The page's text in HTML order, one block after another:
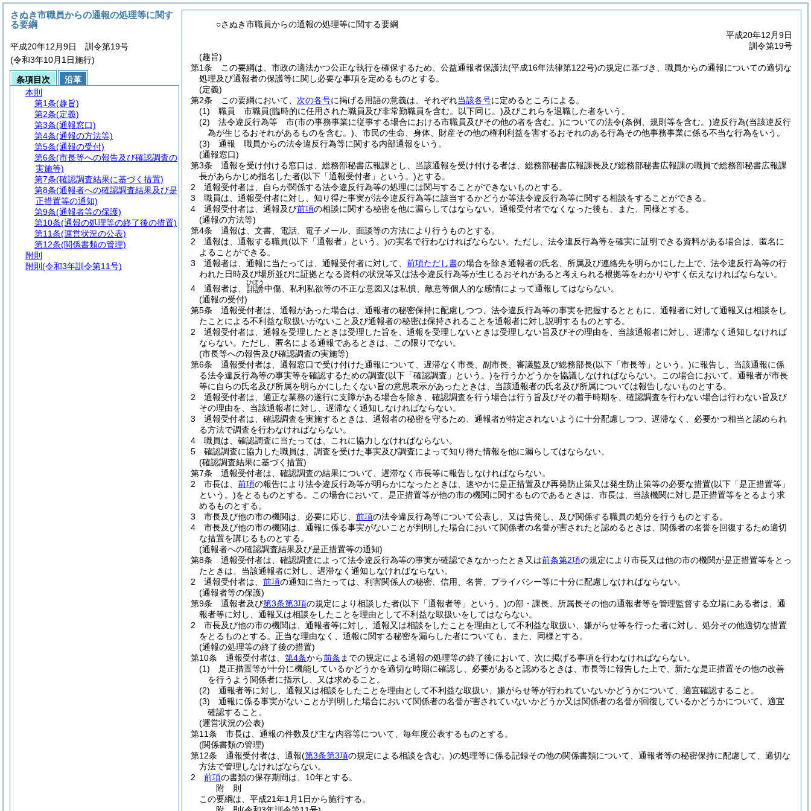
○さぬき市職員からの通報の処理等に関する要綱
平成20年12月9日
訓令第19号
(趣旨)
第1条
この要綱は、市政の適法かつ公正な執行を確保するため、公益通報者保護法(平成16年法律第122号)の規定に基づき、職員からの通報についての適切な
処理及び通報者の保護等に関し必要な事項を定めるものとする。
(定義)
第2条
この要綱において、 次の各号に掲げる用語の意義は、それぞれ当該各号に定めるところによる。
(1)
職員 市職員(臨時的に任用された職員及び非常勤職員を含む。以下同じ。)及びこれらを退職した者をいう。
(2)
法令違反行為等 市(市の事務事業に従事する場合における市職員及びその他の者を含む。)についての法令(条例、規則等を含む。)違反行為(当該違反行
為が生じるおそれがあるものを含む。) 、市民の生命、身体、財産その他の権利利益を害するおそれのある行為その他事務事業に係る不当な行為をいう。
(3)
通報 職員からの法令違反行為等に関する内部通報をいう。
(通報窓口)
第3条
通報を受け付ける窓口は、総務部秘書広報課とし、当該通報を受け付ける者は、総務部秘書広報課長及び総務部秘書広報課の職員で総務部秘書広報課
長があらかじめ指名した者(以下「通報受付者」という。)とする。
2
通報受付者は、自らが関係する法令違反行為等の処理には関与することができないものとする。
3
職員は、通報受付者に対し、知り得た事実が法令違反行為等に該当するかどうか等法令違反行為等に関する相談をすることができる。
4
通報受付者は、通報及び前項の相談に関する秘密を他に漏らしてはならない。 通報受付者でなくなった後も、また、同様とする。
(通報の方法等)
第4条
通報は、文書、電話、電子メール、面談等の方法により行うものとする。
2
通報は、通報する職員(以下「通報者」という。)の実名で行わなければならない。 ただし、法令違反行為等を確実に証明できる資料がある場合は、匿名に
よることができる。
3
通報者は、通報に当たっては、通報受付者に対して、 前項ただし書の場合を除き通報者の氏名、所属及び連絡先を明らかにした上で、法令違反行為等の行
われた日時及び場所並びに証拠となる資料の状況等又は法令違反行為等が生じるおそれがあると考えられる根拠等をわかりやすく伝えなければならない。
4
通報者は、 誹謗
ひぼう
中傷、私利私欲等の不正な意図又は私憤、敵意等個人的な感情によって通報してはならない。
(通報の受付)
第5条
通報受付者は、通報があった場合は、通報者の秘密保持に配慮しつつ、法令違反行為等の事実を把握するとともに、通報者に対して通報又は相談をし
たことによる不利益な取扱いがないこと及び通報者の秘密は保持されることを通報者に対し説明するものとする。
2
通報受付者は、通報を受理したときは受理した旨を、通報を受理しないときは受理しない旨及びその理由を、当該通報者に対し、遅滞なく通知しなければ
ならない。 ただし、匿名による通報であるときは、この限りでない。
(市長等への報告及び確認調査の実施等)
第6条
通報受付者は、通報窓口で受け付けた通報について、遅滞なく市長、副市長、審議監及び総務部長(以下「市長等」という。)に報告し、当該通報に係
る法令違反行為等の事実等を確認するための調査(以下「確認調査」という。)を行うかどうかを協議しなければならない。
この場合において、通報者が市長
等に自らの氏名及び所属を明らかにしたくない旨の意思表示があったときは、当該通報者の氏名及び所属については報告しないものとする。
2
通報受付者は、適正な業務の遂行に支障がある場合を除き、確認調査を行う場合は行う旨及びその着手時期を、確認調査を行わない場合は行わない旨及び
その理由を、当該通報者に対し、遅滞なく通知しなければならない。
3
通報受付者は、確認調査を実施するときは、通報者の秘密を守るため、通報者が特定されないように十分配慮しつつ、遅滞なく、必要かつ相当と認められ
る方法で調査を行わなければならない。
4
職員は、確認調査に当たっては、これに協力しなければならない。
5
確認調査に協力した職員は、調査を受けた事実及び調査によって知り得た情報を他に漏らしてはならない。
(確認調査結果に基づく措置)
第7条
通報受付者は、確認調査の結果について、遅滞なく市長等に報告しなければならない。
2
市長は、 前項の報告により法令違反行為等が明らかになったときは、速やかに是正措置及び再発防止策又は発生防止策等の必要な措置(以下「是正措置等」
という。)をとるものとする。
この場合において、是正措置等が他の市の機関に関するものであるときは、市長は、当該機関に対し是正措置等をとるよう求
めるものとする。
3
市長及び他の市の機関は、必要に応じ、 前項の法令違反行為等について公表し、又は告発し、及び関係する職員の処分を行うものとする。
4
市長及び他の市の機関は、通報に係る事実がないことが判明した場合において関係者の名誉が害されたと認めるときは、関係者の名誉を回復するため適切
な措置を講じるものとする。
(通報者への確認調査結果及び是正措置等の通知)
第8条
通報受付者は、確認調査によって法令違反行為等の事実が確認できなかったとき又は前条第2項の規定により市長又は他の市の機関が是正措置等をとっ
たときは、当該通報者に対し、遅滞なく通知しなければならない。
2
通報受付者は、 前項の通知に当たっては、利害関係人の秘密、信用、名誉、プライバシー等に十分に配慮しなければならない。
(通報者等の保護)
第9条
通報者及び第3条第3項の規定により相談した者(以下「通報者等」という。)の部・課長、所属長その他の通報者等を管理監督する立場にある者は、通
報者等に対し、通報又は相談をしたことを理由として不利益な取扱いをしてはならない。
2
市長及び他の市の機関は、通報者等に対し、通報又は相談をしたことを理由として不利益な取扱い、嫌がらせ等を行った者に対し、処分その他適切な措置
をとるものとする。 正当な理由なく、通報に関する秘密を漏らした者についても、また、同様とする。
(通報の処理等の終了後の措置)
第10条
通報受付者は、 第4条から前条 までの規定による通報の処理等の終了後において、次に掲げる事項を行わなければならない。
(1)
是正措置等が十分に機能しているかどうかを適切な時期に確認し、必要があると認めるときは、市長等に報告した上で、新たな是正措置その他の改善
を行うよう関係者に指示し、又は求めること。
(2)
通報者等に対し、通報又は相談をしたことを理由として不利益な取扱い、嫌がらせ等が行われていないかどうかについて、適宜確認すること。
(3)
通報に係る事実がないことが判明した場合において関係者の名誉が害されていないかどうか又は関係者の名誉が回復しているかどうかについて、適宜
確認すること。
(運営状況の公表)
第11条
市長は、通報の件数及び主な内容等について、毎年度公表するものとする。
(関係書類の管理)
第12条
通報受付者は、通報(第3条第3項の規定による相談を含む。)の処理等に係る記録その他の関係書類について、通報者等の秘密保持に配慮して、適切な
方法で管理しなければならない。
2
前項の書類の保存期間は、10年とする。
附 則
この要綱は、平成21年1月1日から施行する。
さぬき市職員からの通報の処理等に関す
る要綱
平成20年12月9日 訓令第19号
(令和3年10月1日施行)
条項目次
沿革
本則
第1条(趣旨)
第2条(定義)
第3条(通報窓口)
第4条(通報の方法等)
第5条(通報の受付)
第6条(市長等への報告及び確認調査の
実施等)
第7条(確認調査結果に基づく措置)
第8条(通報者への確認調査結果及び是
正措置等の通知)
第9条(通報者等の保護)
第10条(通報の処理等の終了後の措置)
第11条(運営状況の公表)
第12条(関係書類の管理)
附則
附則 (令和3年訓令第11号)